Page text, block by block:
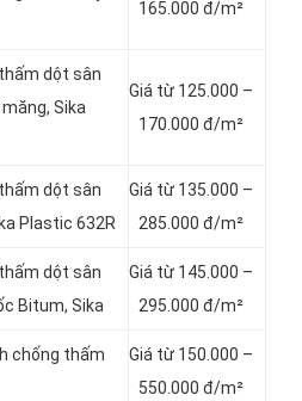
165.000 đ/m²
dột sân
Sika
Giá từ 125.000 –
170.000 đ/m²
dột sân
Plastic 632R
Giá từ 135.000 –
285.000 đ/m²
dột sân
Bitum, Sika
Giá từ 145.000 –
295.000 đ/m²
chống thấm
Giá từ 150.000 –
550.000 đ/m²